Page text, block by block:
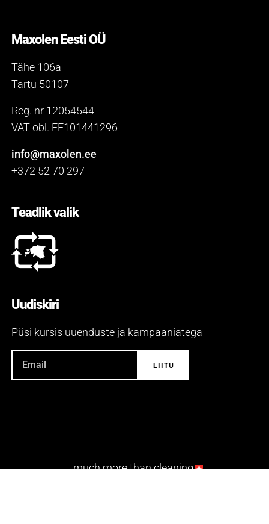
Maxolen Eesti OÜ
Tähe 106a
Tartu 50107
Reg. nr 12054544
VAT obl. EE101441296
info@maxolen.ee
+372 52 70 297
Teadlik valik
Uudiskiri
Püsi kursis uuenduste ja kampaaniatega
...much more than cleaning